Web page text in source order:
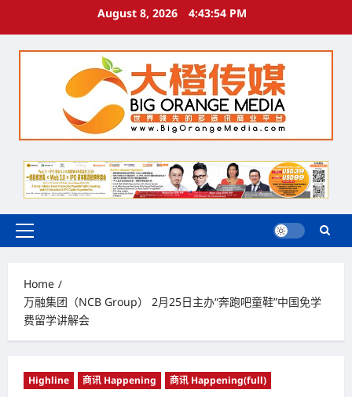
August 8, 2026 4:43:55 PM
Primary
Home
万融集团（NCB Group） 2月25日主办“奔跑吧童鞋”中国免学
费留学讲解会
Highline 商讯 Happening 商讯 Happening(full)